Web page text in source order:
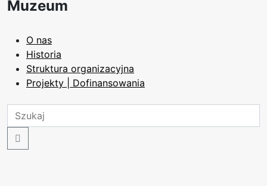
Muzeum
O nas
Historia
Struktura organizacyjna
Projekty | Dofinansowania